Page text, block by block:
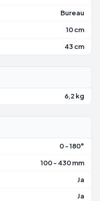
Bureau
10 cm
43 cm
6,2 kg
0 - 180°
100 - 430 mm
Ja
Ja